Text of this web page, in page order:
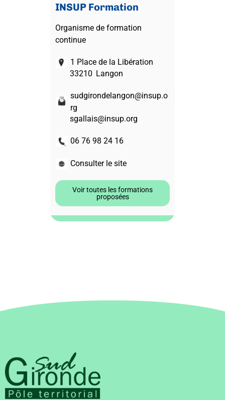
INSUP Formation
Organisme de formation
continue
1 Place de la Libération
33210 Langon
sudgirondelangon@insup.o
rg
sgallais@insup.org
06 76 98 24 16
Consulter le site
Voir toutes les formations
proposées